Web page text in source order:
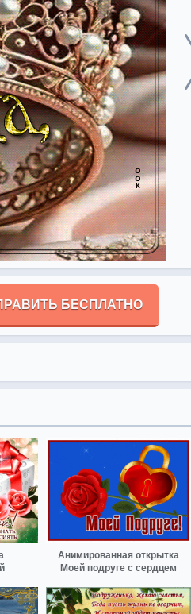
БЕСПЛАТНО
Анимированная открытка
Моей подруге с сердцем